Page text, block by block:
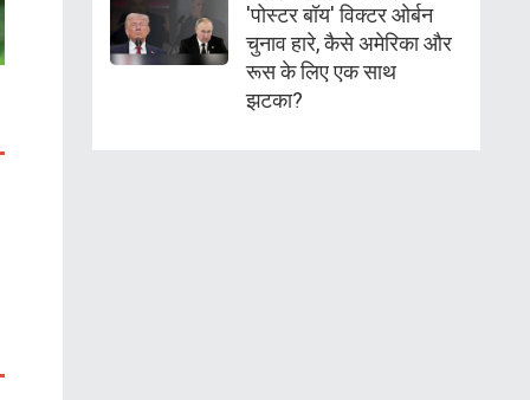
'पोस्टर बॉय' विक्टर ओर्बन
चुनाव हारे, कैसे अमेरिका और
रूस के लिए एक साथ
झटका?